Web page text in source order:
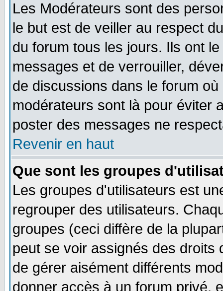
Les Modérateurs sont des
le but est de veiller au respect
du forum tous les jours. Ils ont
messages et de verrouiller,
de discussions dans le forum
modérateurs sont là pour éviter
poster des messages ne
Revenir en haut
Que sont les groupes
Les groupes d'utilisateurs est
regrouper des utilisateurs.
groupes (ceci diffère de la
peut se voir assignés des
de gérer aisément différents
donner accès à un forum privé,